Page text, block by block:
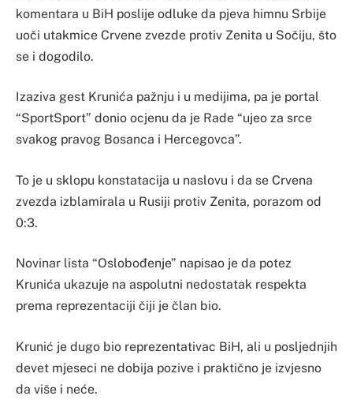
komentara u BiH poslije odluke da pjeva himnu Srbije
uoči utakmice Crvene zvezde protiv Zenita u Sočiju, što
se i dogodilo.
Izaziva gest Krunića pažnju i u medijima, pa je portal
“SportSport” donio ocjenu da je Rade “ujeo za srce
svakog pravog Bosanca i Hercegovca”.
To je u sklopu konstatacija u naslovu i da se Crvena
zvezda izblamirala u Rusiji protiv Zenita, porazom od
0:3.
Novinar lista “Oslobođenje” napisao je da potez
Krunića ukazuje na aspolutni nedostatak respekta
prema reprezentaciji čiji je član bio.
Krunić je dugo bio reprezentativac BiH, ali u posljednjih
devet mjeseci ne dobija pozive i praktično je izvjesno
da više i neće.